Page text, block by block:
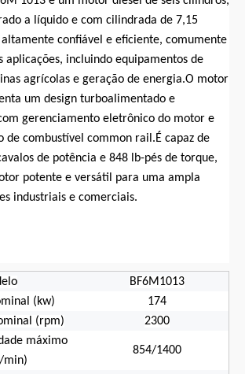
a líquido e com cilindrada de 7,15
confiável e eficiente, comumente
aplicações, incluindo equipamentos de
agrícolas e geração de energia.O motor
um design turboalimentado e
gerenciamento eletrônico do motor e
de combustível common rail.É capaz de
de potência e 848 lb-pés de torque,
potente e versátil para uma ampla
industriais e comerciais.
BF6M1013
(kw)
174
(rpm)
2300
máximo
min)
854/1400